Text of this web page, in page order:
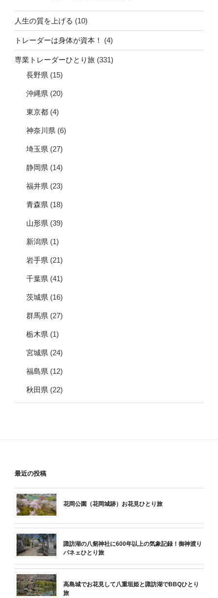
人生の質を上げる (10)
トレーダーは身体が資本！ (4)
専業トレーダーひとり旅 (331)
長野県 (15)
沖縄県 (20)
東京都 (4)
神奈川県 (6)
埼玉県 (27)
静岡県 (14)
福井県 (23)
青森県 (18)
山形県 (39)
新潟県 (1)
岩手県 (21)
千葉県 (41)
茨城県 (16)
群馬県 (27)
栃木県 (1)
宮城県 (24)
福島県 (12)
秋田県 (22)
最近の投稿
花岡公園（花岡城跡）お花見ひとり旅
諏訪湖の八剱神社に600年以上の気象記録！御神渡り
パネェひとり旅
高島城でお花見して八重垣姫と諏訪湖でBBQひとり
旅